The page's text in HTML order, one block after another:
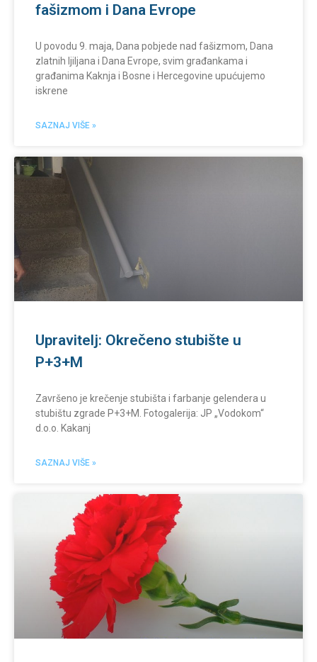
fašizmom i Dana Evrope
U povodu 9. maja, Dana pobjede nad fašizmom, Dana
zlatnih ljiljana i Dana Evrope, svim građankama i
građanima Kaknja i Bosne i Hercegovine upućujemo
iskrene
SAZNAJ VIŠE »
Upravitelj: Okrečeno stubište u
P+3+M
Završeno je krečenje stubišta i farbanje gelendera u
stubištu zgrade P+3+M. Fotogalerija: JP „Vodokom“
d.o.o. Kakanj
SAZNAJ VIŠE »